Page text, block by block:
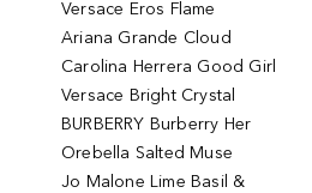
Versace Eros Flame
Ariana Grande Cloud
Carolina Herrera Good Girl
Versace Bright Crystal
BURBERRY Burberry Her
Orebella Salted Muse
Jo Malone Lime Basil &